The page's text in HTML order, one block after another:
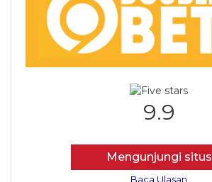
9.9
Mengunjungi situs
Baca Ulasan